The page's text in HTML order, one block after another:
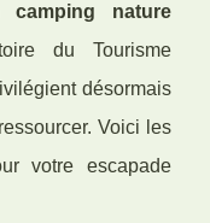
camping nature
du Tourisme
désormais
Voici les
votre escapade